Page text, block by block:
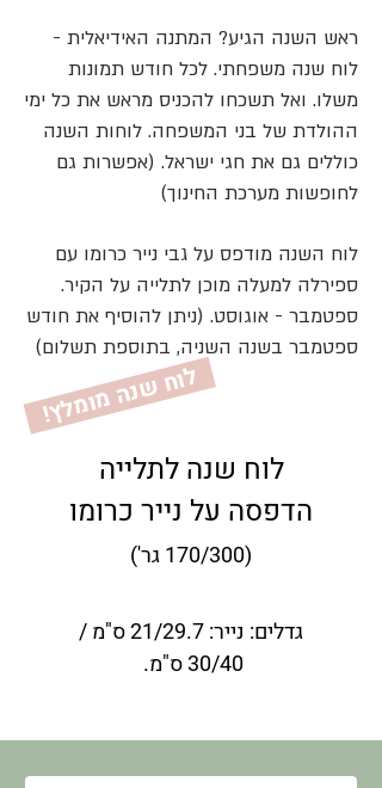
ראש השנה הגיע? המתנה האידיאלית -
לוח שנה משפחתי. לכל חודש תמונות
משלו. ואל תשכחו להכניס מראש את כל ימי
ההולדת של בני המשפחה. לוחות השנה
כוללים גם את חגי ישראל. (אפשרות גם
לחופשות מערכת החינוך)
לוח השנה מודפס על גבי נייר כרומו עם
ספירלה למעלה מוכן לתלייה על הקיר.
ספטמבר - אוגוסט. (ניתן להוסיף את חודש
ספטמבר בשנה השניה, בתוספת תשלום)
לוח שנה לתלייה
הדפסה על נייר כרומו
(170/300 גר' )
גדלים: נייר: 21/29.7 ס"מ /
30/40 ס"מ.
!
ל
וח
ש
נה
מ
ומ
ל
ץ